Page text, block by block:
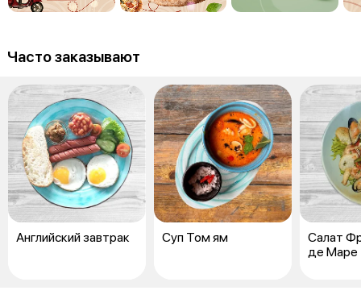
Часто заказывают
Английский завтрак Суп Том ям
Салат
де Маре